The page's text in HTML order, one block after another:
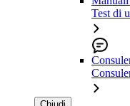
Test di